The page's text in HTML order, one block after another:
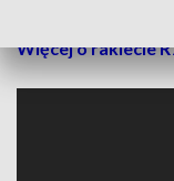
Więcej o rakiecie